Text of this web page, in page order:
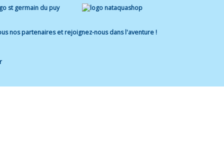
nos partenaires et rejoignez-nous dans l'aventure !